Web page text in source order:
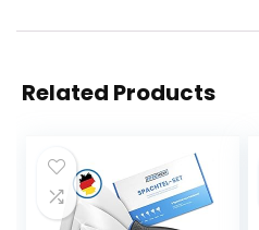
Related Products